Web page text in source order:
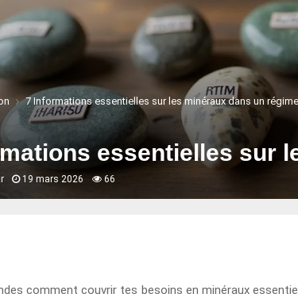
7 Informations essentielles sur les minéraux dans un
essentielles sur
19 mars 2026 66
comment couvrir tes besoins en minéraux